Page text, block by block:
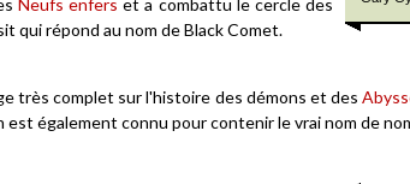
Neufs enfers et a combattu le cercle des
qui répond au nom de Black Comet.
très complet sur l'histoire des démons et des
également connu pour contenir le vrai nom de